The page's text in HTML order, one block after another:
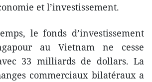
et l’investissement.
le fonds d’investissement
au Vietnam ne cesse
33 milliards de dollars. La
commerciaux bilatéraux a